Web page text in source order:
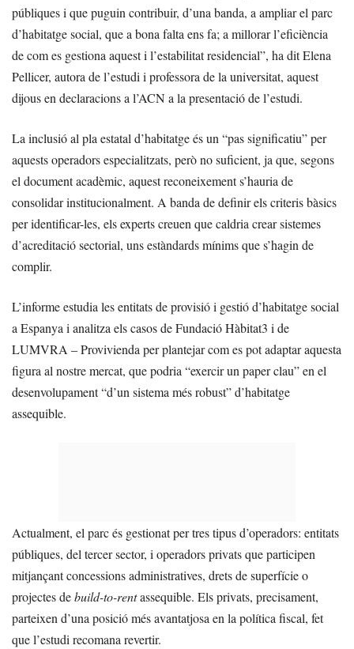
públiques i que puguin contribuir, d’una banda, a ampliar el parc
d’habitatge social, que a bona falta ens fa; a millorar l’eficiència
de com es gestiona aquest i l’estabilitat residencial”, ha dit Elena
Pellicer, autora de l’estudi i professora de la universitat, aquest
dijous en declaracions a l’ACN a la presentació de l’estudi.
La inclusió al pla estatal d’habitatge és un “pas significatiu” per
aquests operadors especialitzats, però no suficient, ja que, segons
el document acadèmic, aquest reconeixement s’hauria de
consolidar institucionalment. A banda de definir els criteris bàsics
per identificar-les, els experts creuen que caldria crear sistemes
d’acreditació sectorial, uns estàndards mínims que s’hagin de
complir.
L’informe estudia les entitats de provisió i gestió d’habitatge social
a Espanya i analitza els casos de Fundació Hàbitat3 i de
LUMVRA – Provivienda per plantejar com es pot adaptar aquesta
figura al nostre mercat, que podria “exercir un paper clau” en el
desenvolupament “d’un sistema més robust” d’habitatge
assequible.
Actualment, el parc és gestionat per tres tipus d’operadors: entitats
públiques, del tercer sector, i operadors privats que participen
mitjançant concessions administratives, drets de superfície o
projectes debuild-to-rentassequible. Els privats, precisament,
parteixen d’una posició més avantatjosa en la política fiscal, fet
que l’estudi recomana revertir.